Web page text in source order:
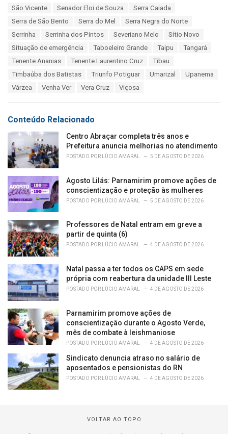
São Vicente
Senador Eloi de Souza
Serra Caiada
Serra de São Bento
Serra do Mel
Serra Negra do Norte
Serrinha
Serrinha dos Pintos Severiano Melo
Sítio Novo
Situação de emergência
Taboeleiro Grande Taipu
Tangará
Tenente Ananias
Tenente Laurentino Cruz
Tibau
Timbaúba dos Batistas
Triunfo Potiguar Umarizal
Upanema
Várzea
Venha Ver Vera Cruz Viçosa
Conteúdo Relacionado
Centro Abraçar completa três anos e
Prefeitura anuncia melhorias no atendimento
POSTADO POR LÚCIO AMARAL 5 DE AGOSTO DE 2026
Agosto Lilás: Parnamirim promove ações de
conscientização e proteção às mulheres
POSTADO POR LÚCIO AMARAL 5 DE AGOSTO DE 2026
Professores de Natal entram em greve a
partir de quinta (6)
POSTADO POR LÚCIO AMARAL 4 DE AGOSTO DE 2026
Natal passa a ter todos os CAPS em sede
própria com reabertura da unidade III Leste
POSTADO POR LÚCIO AMARAL 4 DE AGOSTO DE 2026
Parnamirim promove ações de
conscientização durante o Agosto Verde,
mês de combate à leishmaniose
POSTADO POR LÚCIO AMARAL 4 DE AGOSTO DE 2026
Sindicato denuncia atraso no salário de
aposentados e pensionistas do RN
POSTADO POR LÚCIO AMARAL 4 DE AGOSTO DE 2026
VOLTAR AO TOPO